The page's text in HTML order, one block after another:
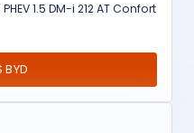
PHEV 1.5 DM-i 212 AT Confort